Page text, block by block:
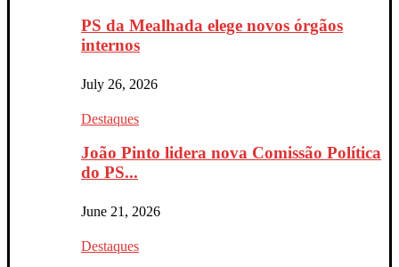
PS da Mealhada elege novos órgãos
internos
July 26, 2026
Destaques
João Pinto lidera nova Comissão Política
do PS...
June 21, 2026
Destaques